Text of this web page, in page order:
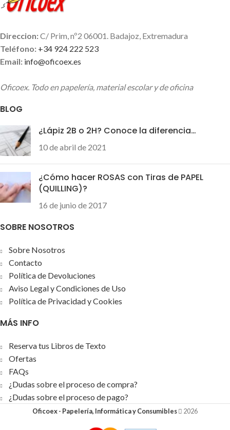
Direccion:C/ Prim, nº2 06001. Badajoz, Extremadura
Teléfono: +34 924 222 523
Email: info@oficoex.es
Oficoex. Todo en papelería, material escolar y de oficina
BLOG
¿Lápiz 2B o 2H? Conoce la diferencia…
10 de abril de 2021
¿Cómo hacer ROSAS con Tiras de PAPEL
(QUILLING)?
16 de junio de 2017
SOBRE NOSOTROS
Sobre Nosotros
Contacto
Política de Devoluciones
Aviso Legal y Condiciones de Uso
Política de Privacidad y Cookies
MÁS INFO
Reserva tus Libros de Texto
Ofertas
FAQs
¿Dudas sobre el proceso de compra?
¿Dudas sobre el proceso de pago?
Oficoex - Papelería, Informática y Consumibles 2026